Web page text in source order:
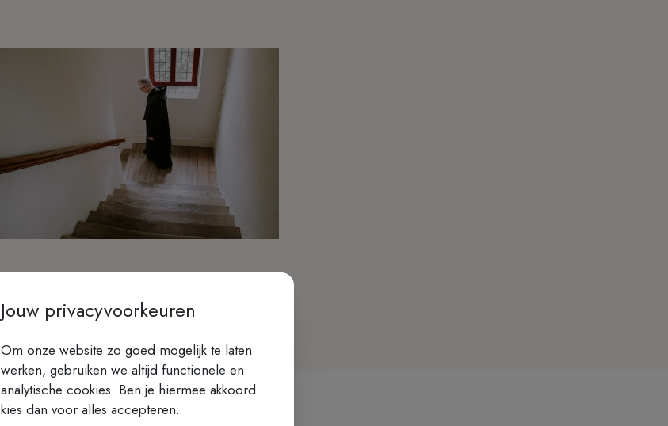
Jouw privacyvoorkeuren
Om onze website zo goed mogelijk te laten
werken, gebruiken we altijd functionele en
analytische cookies. Ben je hiermee akkoord
kies dan voor alles accepteren.